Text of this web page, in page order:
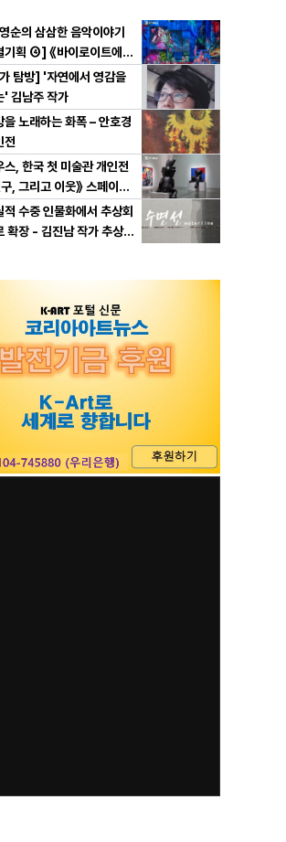
순의 삼삼한 음악이야기
기획 ④] 《바이로이트에서
바그너》
탐방] '자연에서 영감을
' 김남주 작가
을 노래하는 화폭 – 안호경
전
스, 한국 첫 미술관 개인전
구, 그리고 이웃》 스페이스
울에서 개최
적 수중 인물화에서 추상회
확장 - 김진남 작가 추상